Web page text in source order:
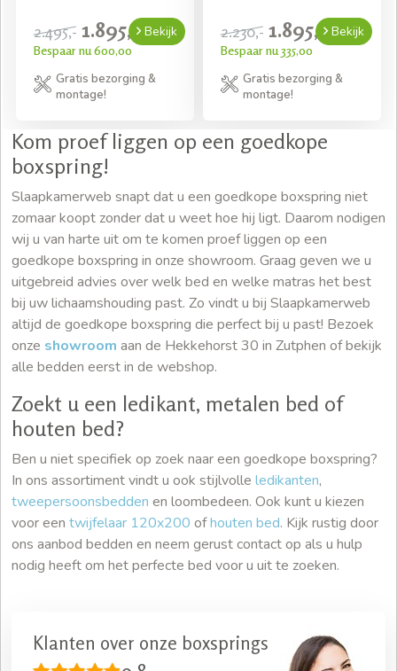
2.495,- 1.895,-
Bespaar nu 600,00
Bekijk
Gratis bezorging &
montage!
2.230,- 1.895,-
Bespaar nu 335,00
Bekijk
Gratis bezorging &
montage!
Kom proef liggen op een goedkope
boxspring!
Slaapkamerweb snapt dat u een goedkope boxspring niet
zomaar koopt zonder dat u weet hoe hij ligt. Daarom nodigen
wij u van harte uit om te komen proef liggen op een
goedkope boxspring in onze showroom. Graag geven we u
uitgebreid advies over welk bed en welke matras het best
bij uw lichaamshouding past. Zo vindt u bij Slaapkamerweb
altijd de goedkope boxspring die perfect bij u past! Bezoek
onze showroom aan de Hekkehorst 30 in Zutphen of bekijk
alle bedden eerst in de webshop.
Zoekt u een ledikant, metalen bed of
houten bed?
Ben u niet specifiek op zoek naar een goedkope boxspring?
In ons assortiment vindt u ook stijlvolle ledikanten,
tweepersoonsbedden en loombedeen. Ook kunt u kiezen
voor een twijfelaar 120x200 ofhouten bed. Kijk rustig door
ons aanbod bedden en neem gerust contact op als u hulp
nodig heeft om het perfecte bed voor u uit te zoeken.
Klanten over onze boxsprings